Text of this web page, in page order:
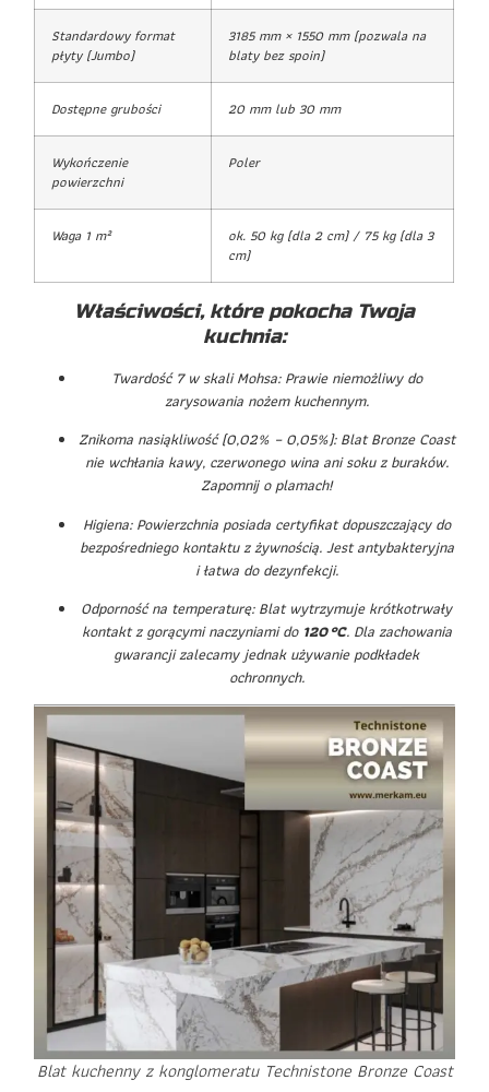
Standardowy format
płyty (Jumbo)
3185 mm × 1550 mm (pozwala na
blaty bez spoin)
Dostępne grubości 20 mm lub 30 mm
Wykończenie
powierzchni
Poler
Waga 1 m²
ok. 50 kg (dla 2 cm) / 75 kg (dla 3
cm)
Właściwości, które pokocha Twoja
kuchnia:
Twardość 7 w skali Mohsa: Prawie niemożliwy do
zarysowania nożem kuchennym.
Znikoma nasiąkliwość (0,02% – 0,05%): Blat Bronze Coast
nie wchłania kawy, czerwonego wina ani soku z buraków.
Zapomnij o plamach!
Higiena: Powierzchnia posiada certyfikat dopuszczający do
bezpośredniego kontaktu z żywnością. Jest antybakteryjna
i łatwa do dezynfekcji.
Odporność na temperaturę: Blat wytrzymuje krótkotrwały
kontakt z gorącymi naczyniami do 120 °C. Dla zachowania
gwarancji zalecamy jednak używanie podkładek
ochronnych.
Blat kuchenny z konglomeratu Technistone Bronze Coast